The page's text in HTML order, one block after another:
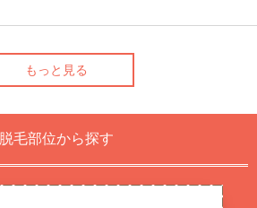
もっと見る
脱毛部位から探す